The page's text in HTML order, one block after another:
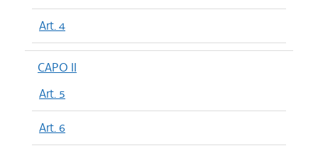
Art. 4
CAPO II
Art. 5
Art. 6